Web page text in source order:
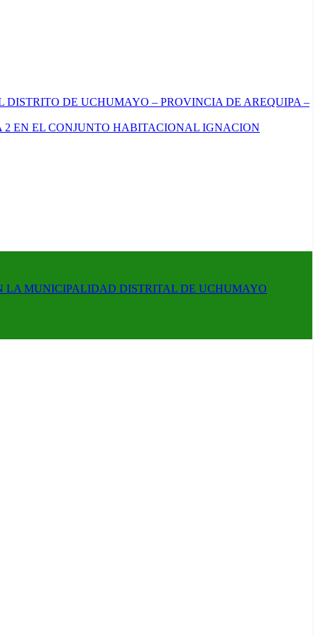
DISTRITO DE UCHUMAYO – PROVINCIA DE AREQUIPA –
EN EL CONJUNTO HABITACIONAL IGNACION
LA MUNICIPALIDAD DISTRITAL DE UCHUMAYO